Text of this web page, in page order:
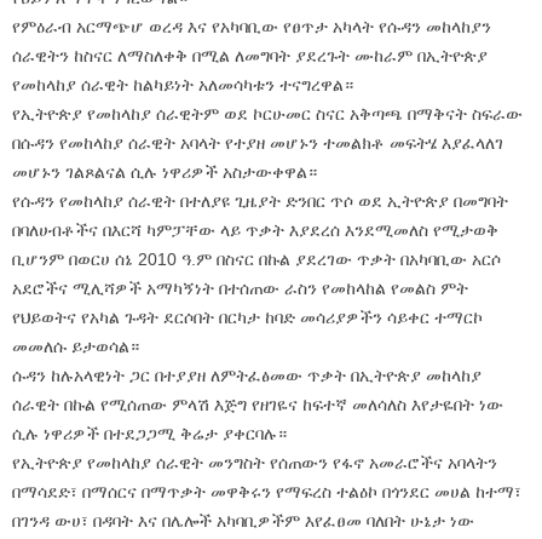
የምዕራብ አርማጭሆ ወረዳ እና የአካባቢው የፀጥታ አካላት የሱዳን መከላከያን
ሰራዊትን ከስናር ለማስለቀቅ በሚል ለመግባት ያደረጉት ሙከራም በኢትዮጵያ
የመከላከያ ሰራዊት ከልካይነት አለመሳካቱን ተናግረዋል።
የኢትዮጵያ የመከላከያ ሰራዊትም ወደ ኮርሁመር ስናር አቅጣጫ በማቅናት ስፍራው
በሱዳን የመከላከያ ሰራዊት አባላት የተያዘ መሆኑን ተመልክቶ መፍትሄ እያፈላለገ
መሆኑን ገልጾልናል ሲሉ ነዋሪዎች አስታውቀዋል።
የሱዳን የመከላከያ ሰራዊት በተለያዩ ጊዜያት ድንበር ጥሶ ወደ ኢትዮጵያ በመግባት
በባለሀብቶችና በእርሻ ካምፓቸው ላይ ጥቃት እያደረሰ እንደሚመለስ የሚታወቅ
ቢሆንም በወርሀ ሰኔ 2010 ዓ.ም በስናር በኩል ያደረገው ጥቃት በአካባቢው አርሶ
አደሮችና ሚሊሻዎች አማካኝነት በተሰጠው ራስን የመከላከል የመልስ ምት
የህይወትና የአካል ጉዳት ደርሶበት በርካታ ከባድ መሳሪያዎችን ሳይቀር ተማርኮ
መመለሱ ይታወሳል።
ሱዳን ከሉአላዊነት ጋር በተያያዘ ለምትፈፅመው ጥቃት በኢትዮጵያ መከላከያ
ሰራዊት በኩል የሚሰጠው ምላሽ እጅግ የዘገዬና ከፍተኛ መለሳለስ እየታዬበት ነው
ሲሉ ነዋሪዎች በተደጋጋሚ ቅሬታ ያቀርባሉ።
የኢትዮጵያ የመከላከያ ሰራዊት መንግስት የሰጠውን የፋኖ አመራሮችና አባላትን
በማሳደድ፣ በማሰርና በማጥቃት መዋቅሩን የማፍረስ ተልዕኮ በጎንደር መሀል ከተማ፣
በገንዳ ውሀ፣ በዳባት እና በሌሎች አካባቢዎችም እየፈፀመ ባለበት ሁኔታ ነው